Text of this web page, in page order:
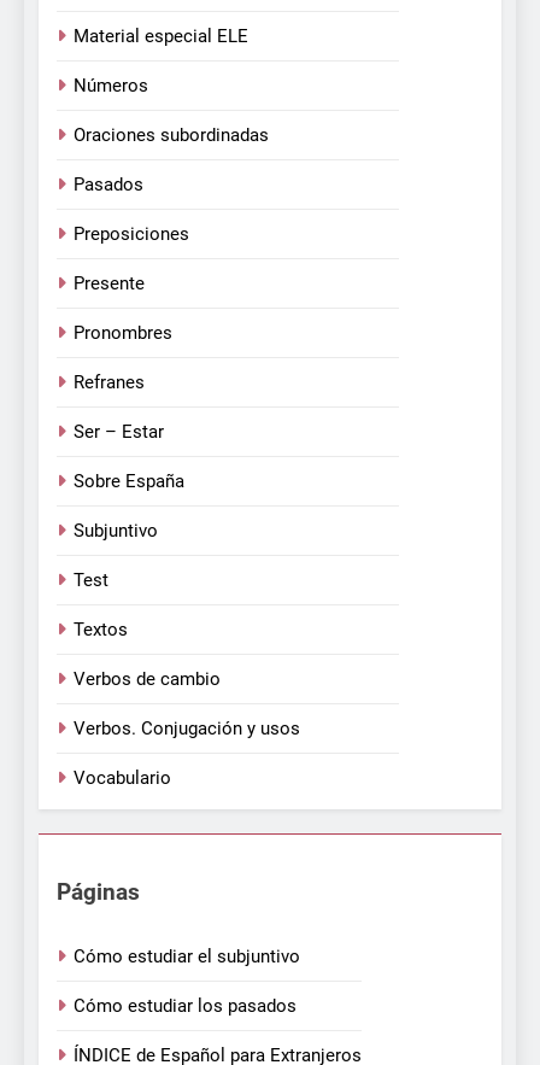
Material especial ELE
Números
Oraciones subordinadas
Pasados
Preposiciones
Presente
Pronombres
Refranes
Ser – Estar
Sobre España
Subjuntivo
Test
Textos
Verbos de cambio
Verbos. Conjugación y usos
Vocabulario
Páginas
Cómo estudiar el subjuntivo
Cómo estudiar los pasados
ÍNDICE de Español para Extranjeros